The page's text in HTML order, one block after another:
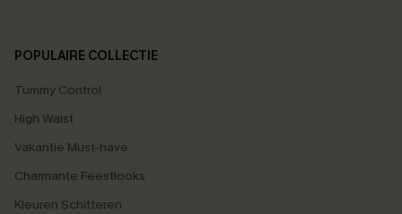
POPULAIRE COLLECTIE
Tummy Control
High Waist
Vakantie Must-have
Charmante Feestlooks
Kleuren Schitteren